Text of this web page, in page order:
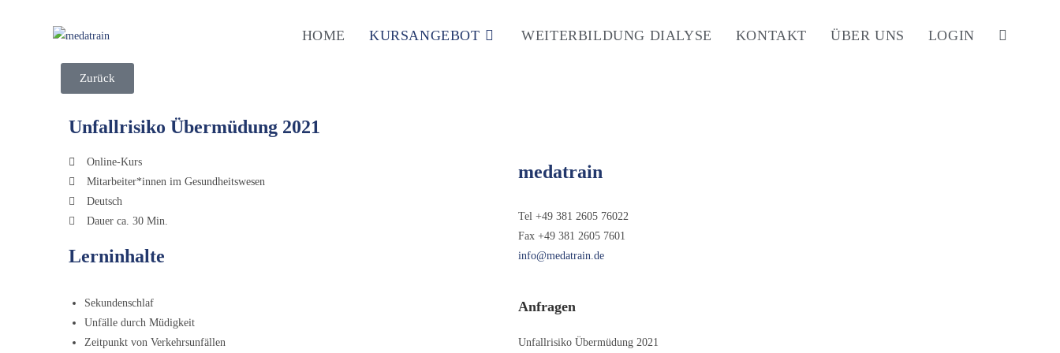
HOME KURSANGEBOT WEITERBILDUNG DIALYSE KONTAKT ÜBER UNS LOGIN
Zurück
Unfallrisiko Übermüdung 2021
Online-Kurs
Mitarbeiter*innen im Gesundheitswesen
Deutsch
Dauer ca. 30 Min.
Lerninhalte
Sekundenschlaf
Unfälle durch Müdigkeit
Zeitpunkt von Verkehrsunfällen
medatrain
Tel +49 381 2605 76022
Fax +49 381 2605 7601
info@medatrain.de
Anfragen
Unfallrisiko Übermüdung 2021